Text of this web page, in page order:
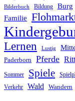
Bilderbuch Bildung Burg
Familie
Lernen Lustig
Paderborn Pferde
Sommer Spiele
Verkehr Wald Wandern